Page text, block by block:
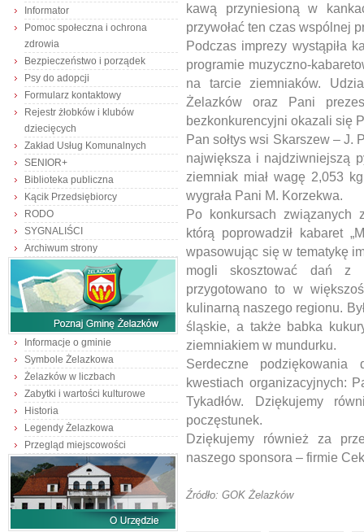
Informator
Pomoc społeczna i ochrona
zdrowia
Bezpieczeństwo i porządek
Psy do adopcji
Formularz kontaktowy
Rejestr żłobków i klubów
dziecięcych
Zakład Usług Komunalnych
SENIOR+
Biblioteka publiczna
Kącik Przedsiębiorcy
RODO
SYGNALIŚCI
Archiwum strony
Informacje o gminie
Symbole Żelazkowa
Żelazków w liczbach
Zabytki i wartości kulturowe
Historia
Legendy Żelazkowa
Przegląd miejscowości
kawą przyniesioną w
przywołać ten czas wspólnej
Podczas imprezy wystąpiła
programie muzyczno-
na tarcie ziemniaków.
Żelazków oraz Pani
bezkonkurencyjni okazali się
Pan sołtys wsi Skarszew – J.
największa i najdziwniejszą
ziemniak miał wagę 2,053
wygrała Pani M. Korzekwa.
Po konkursach związanych
którą poprowadził kabaret
wpasowując się w tematykę
mogli skosztować dań z
przygotowano to w
kulinarną naszego regionu.
śląskie, a także babka
ziemniakiem w mundurku.
Serdeczne
kwestiach organizacyjnych:
Tykadłów. Dziękujemy
poczęstunek.
Dziękujemy również za
naszego sponsora – firmie
Źródło: GOK Żelazków